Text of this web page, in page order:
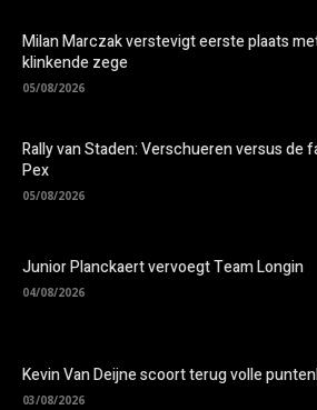
Milan Marczak verstevigt eerste plaats
klinkende zege
05/08/2026
Rally van Staden: Verschueren versus de
Pex
05/08/2026
Junior Planckaert vervoegt Team Longin
04/08/2026
Kevin Van Deijne scoort terug volle
03/08/2026